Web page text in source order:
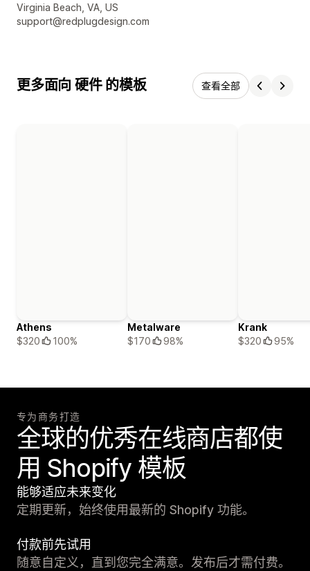
设计师联系方式
Virginia Beach, VA, US
support@redplugdesign.com
更多面向 硬件 的模板 查看全部
Athens
$320
100%
Metalware
$170
98%
Krank
$320
95%
专为商务打造
全球的优秀在线商店都使
用 Shopify 模板
能够适应未来变化
定期更新，始终使用最新的 Shopify 功能。
付款前先试用
随意自定义，直到您完全满意。发布后才需付费。